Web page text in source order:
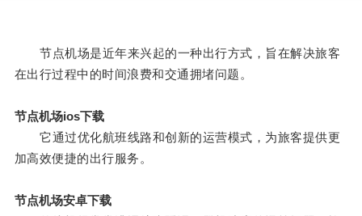
节点机场是近年来兴起的一种出行方式，旨在解决旅客
在出行过程中的时间浪费和交通拥堵问题。
节点机场ios下载
它通过优化航班线路和创新的运营模式，为旅客提供更
加高效便捷的出行服务。
节点机场安卓下载